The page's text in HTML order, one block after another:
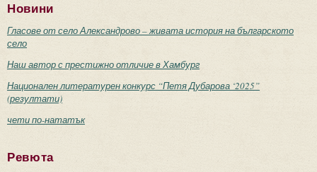
Новини
Гласове от село Александрово – живата история на българското
село
Наш автор с престижно отличие в Хамбург
Национален литературен конкурс “Петя Дубарова ‘2025”
(резултати)
чети по-нататък
Ревюта